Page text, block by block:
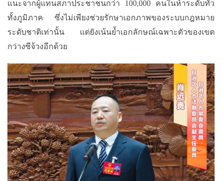
แนะจากผู้แทนสภาประชาชนกว่า 100,000 คนในห้าระดับทั่ว
ทั้งภูมิภาค
ซึ่งไม่เพียงช่วยรักษาเอกภาพของระบบกฎหมาย
ระดับชาติเท่านั้น
แต่ยังเน้นย้ำเอกลักษณ์เฉพาะตัวของเขต
กว่างซีจ้วงอีกด้วย